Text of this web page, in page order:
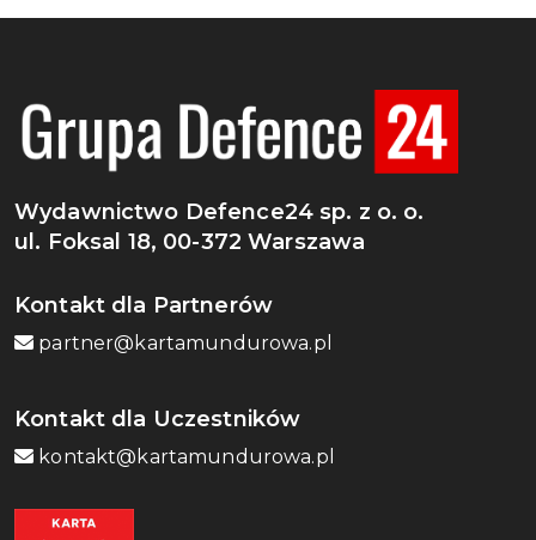
Wydawnictwo Defence24 sp. z o. o.
ul. Foksal 18, 00-372 Warszawa
Kontakt dla Partnerów
partner@kartamundurowa.pl
Kontakt dla Uczestników
kontakt@kartamundurowa.pl